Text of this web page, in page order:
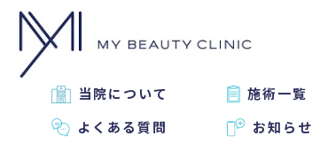
当院について 施術一覧
よくある質問
お知らせ